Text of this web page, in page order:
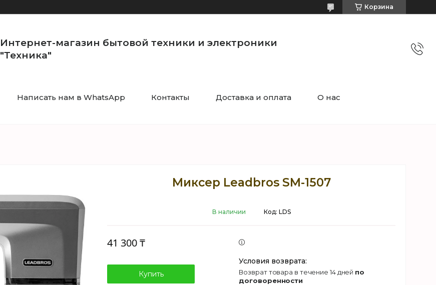
Корзина
Интернет-магазин бытовой техники и электроники
"Техника"
Написать нам в WhatsApp Контакты Доставка и оплата О нас
Миксер Leadbros SM-1507
В наличии Код: LDS
41 300 ₸
Купить возврат товара в течение 14 дней по
договоренности